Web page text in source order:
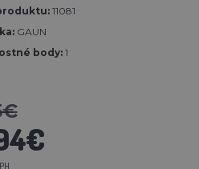
11081
GAUN
body: 1